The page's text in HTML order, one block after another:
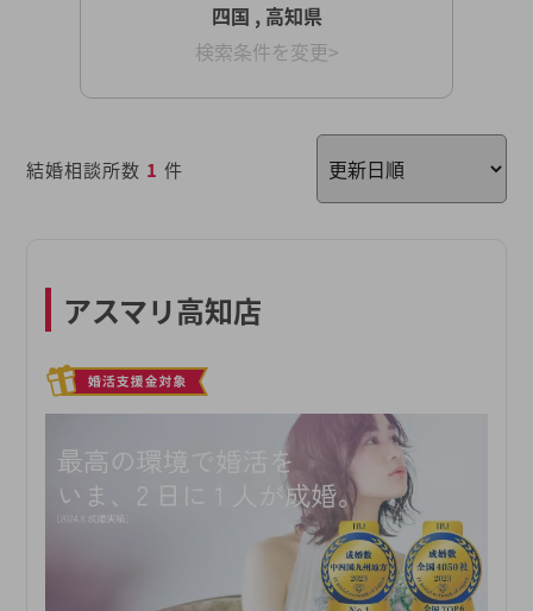
四国 , 高知県
検索条件を変更>
結婚相談所数 1 件
アスマリ高知店